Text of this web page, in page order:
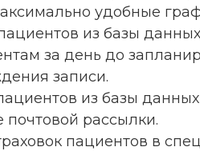
удобные
из базы
за день до
записи.
из базы
рассылки.
пациентов в